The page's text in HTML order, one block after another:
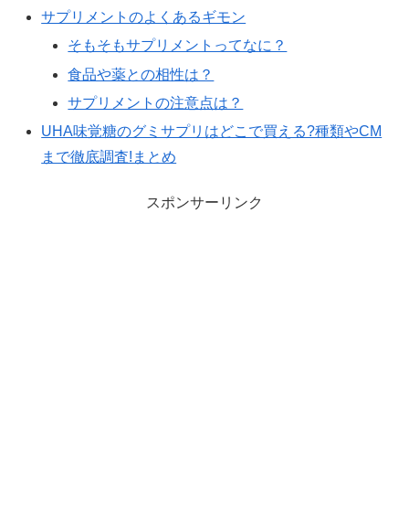
サプリメントのよくあるギモン
そもそもサプリメントってなに？
食品や薬との相性は？
サプリメントの注意点は？
UHA味覚糖のグミサプリはどこで買える?種類やCM
まで徹底調査!まとめ
スポンサーリンク